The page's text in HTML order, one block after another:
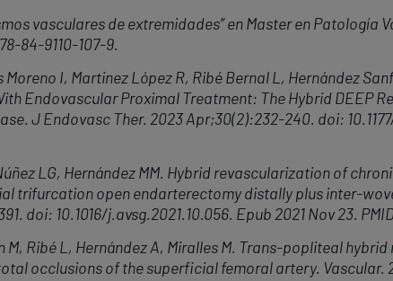
vasculares de extremidades” en Master en Patología
84-9110-107-9.
Moreno I, Martinez López R, Ribé Bernal L, Hernández
Endovascular Proximal Treatment: The Hybrid DEEP
J Endovasc Ther. 2023 Apr;30(2):232-240. doi:
LG, Hernández MM. Hybrid revascularization of
trifurcation open endarterectomy distally plus inter-
doi: 10.1016/j.avsg.2021.10.056. Epub 2021 Nov 23.
M, Ribé L, Hernández A, Miralles M. Trans-popliteal
occlusions of the superficial femoral artery. Vascular.